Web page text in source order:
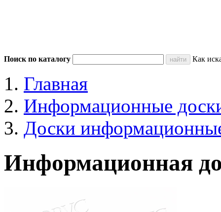
Поиск по каталогу Как
Главная
Информационные
Доски
Информационная